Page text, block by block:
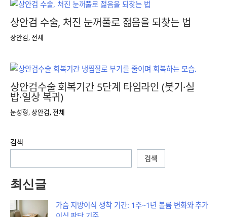
상안검 수술, 처진 눈꺼풀로 젊음을 되찾는 법
상안검,전체
상안검수술 회복기간 5단계 타임라인 (붓기·실
밥·일상 복귀)
눈성형,상안검,전체
검색
검색
최신글
가슴 지방이식 생착 기간: 1주~1년 볼륨 변화와 추가